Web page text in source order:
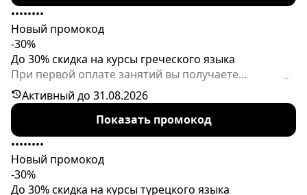
••••••••
Новый промокод
-30%
До 30% скидка на курсы греческого языка
При первой оплате занятий вы получаете
дисконт, который позволит изучить язык для
путешествий или саморазвития.
Активный до 31.08.2026
Показать промокод
••••••••
Новый промокод
-30%
До 30% скидка на курсы турецкого языка